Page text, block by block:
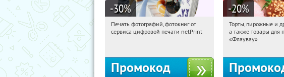
-30%
15:34:21 Получили:
Печать фотографий, фотокниг от
сервиса цифровой печати netPrint
Промокод
-20%
15:34:21
Россия
Торты, пирожные и
а также товары для
«Флаувау»